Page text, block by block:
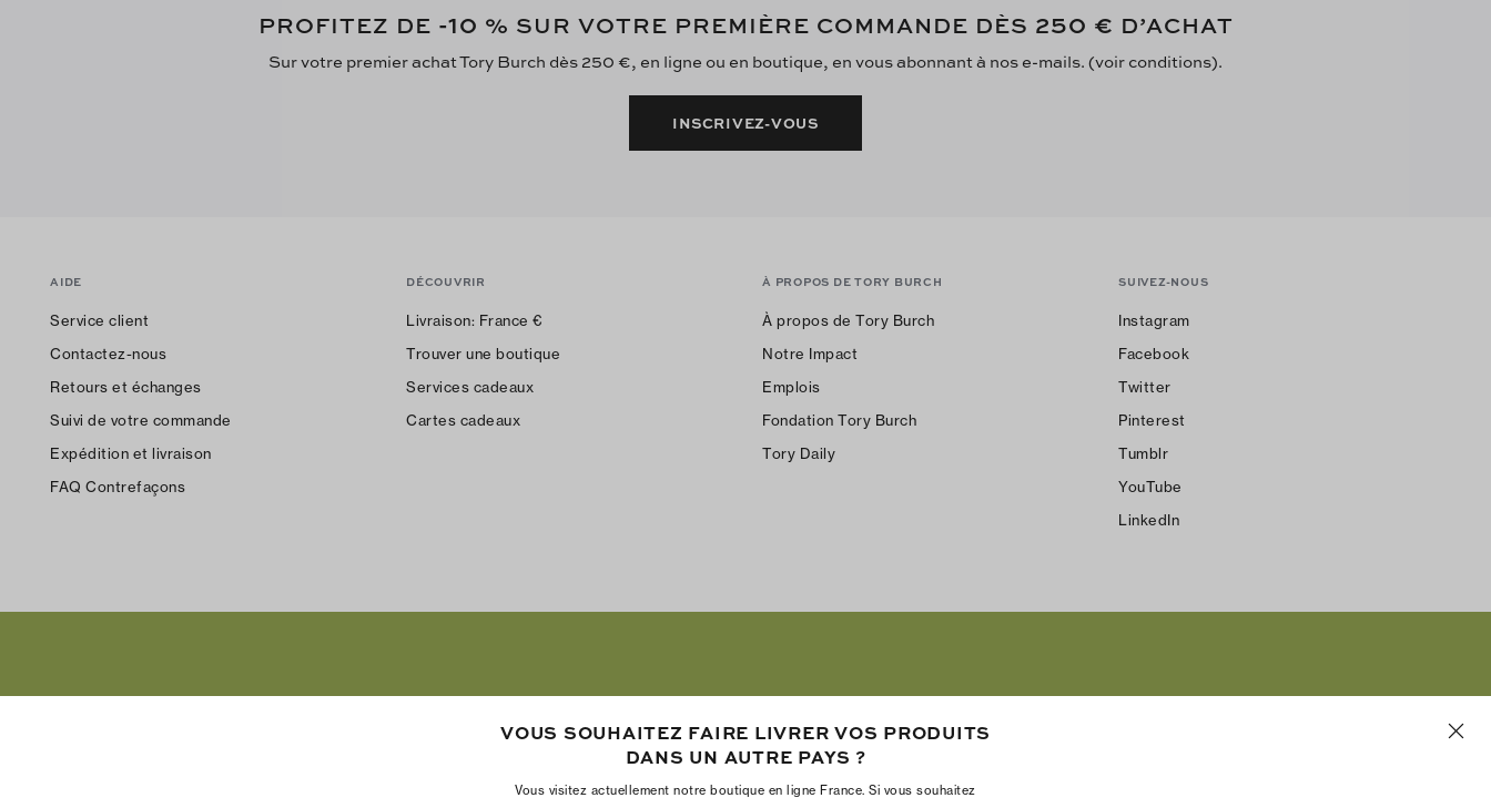
PROFITEZ DE -10 % SUR VOTRE PREMIÈRE COMMANDE DÈS 250 € D’ACHAT
Sur votre premier achat Tory Burch dès 250 €, en ligne ou en boutique, en vous abonnant à nos e-mails. (voir conditions).
INSCRIVEZ-VOUS
AIDE
Service client
Contactez-nous
Retours et échanges
Suivi de votre commande
Expédition et livraison
FAQ Contrefaçons
DÉCOUVRIR
Livraison: France €
Trouver une boutique
Services cadeaux
Cartes cadeaux
À PROPOS DE TORY BURCH
À propos de Tory Burch
Notre Impact
Emplois
Fondation Tory Burch
Tory Daily
SUIVEZ-NOUS
Instagram
Facebook
Twitter
Pinterest
Tumblr
YouTube
LinkedIn
VOUS SOUHAITEZ FAIRE LIVRER VOS PRODUITS
DANS UN AUTRE PAYS ?
Vous visitez actuellement notre boutique en ligne France. Si vous souhaitez